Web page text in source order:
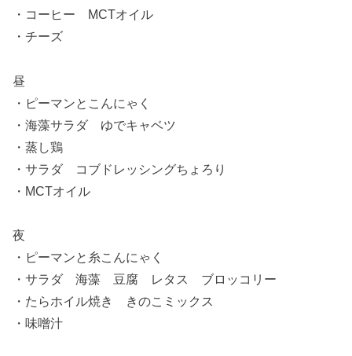
・コーヒー MCTオイル
・チーズ
昼
・ピーマンとこんにゃく
・海藻サラダ ゆでキャベツ
・蒸し鶏
・サラダ コブドレッシングちょろり
・MCTオイル
夜
・ピーマンと糸こんにゃく
・サラダ 海藻 豆腐 レタス ブロッコリー
・たらホイル焼き きのこミックス
・味噌汁